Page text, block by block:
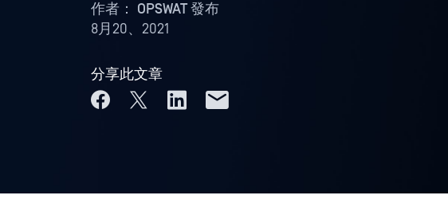
作者： OPSWAT 發布
8月20、2021
分享此文章